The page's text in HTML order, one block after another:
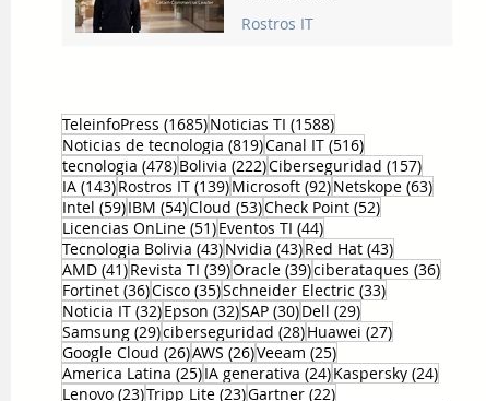
Rostros IT
TeleinfoPress (1685)1685 entradas
Noticias TI (1588)1588 entradas
Noticias de tecnologia (819)819 entradas
Canal IT (516)516 entradas
tecnologia (478)478 entradas
Bolivia (222)222 entradas
Ciberseguridad (157)157
IA (143)143 entradas
Rostros IT (139)139 entradas
Microsoft (92)92 entradas
Netskope (63)63
Intel (59)59 entradas
IBM (54)54 entradas
Cloud (53)53 entradas
Check Point (52)52 entradas
Licencias OnLine (51)51 entradas
Eventos TI (44)44 entradas
Tecnologia Bolivia (43)43 entradas
Nvidia (43)43 entradas
Red Hat (43)43 entradas
AMD (41)41 entradas
Revista TI (39)39 entradas
Oracle (39)39 entradas
ciberataques (36)36
Fortinet (36)36 entradas
Cisco (35)35 entradas
Schneider Electric (33)33 entradas
Noticia IT (32)32 entradas
Epson (32)32 entradas
SAP (30)30 entradas
Dell (29)29 entradas
Samsung (29)29 entradas
ciberseguridad (28)28 entradas
Huawei (27)27 entradas
Google Cloud (26)26 entradas
AWS (26)26 entradas
Veeam (25)25 entradas
America Latina (25)25 entradas
IA generativa (24)24 entradas
Kaspersky (24)24
Lenovo (23)23 entradas
Tripp Lite (23)23 entradas
Gartner (22)22 entradas